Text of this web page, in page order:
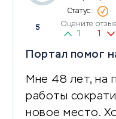
5 Оцените отзыв
1 1
Портал помог
Мне 48 лет, на
работы
новое место.